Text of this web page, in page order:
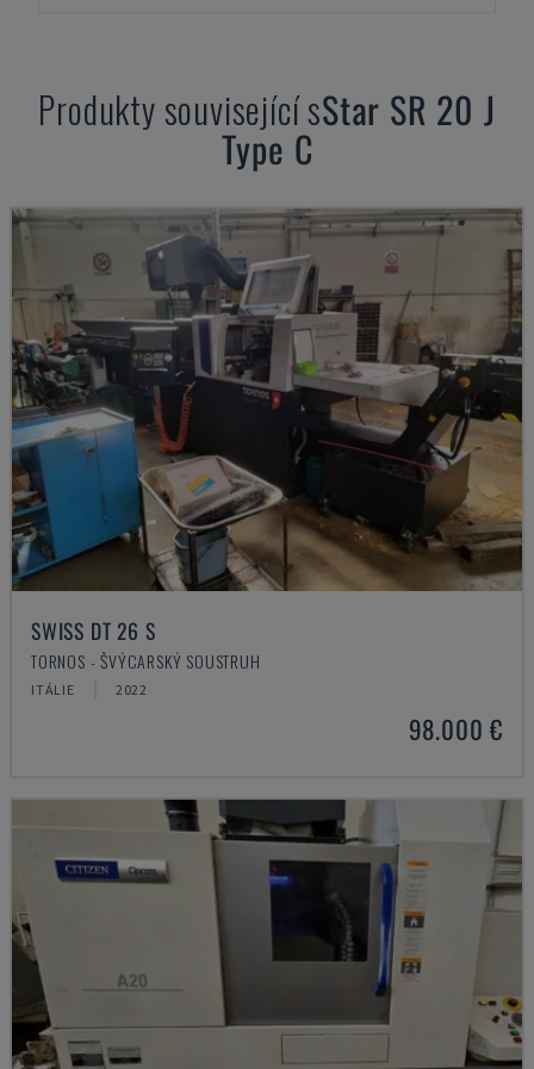
Produkty související sStar SR 20 J
Type C
SWISS DT 26 S
TORNOS - ŠVÝCARSKÝ SOUSTRUH
ITÁLIE 2022
98.000 €